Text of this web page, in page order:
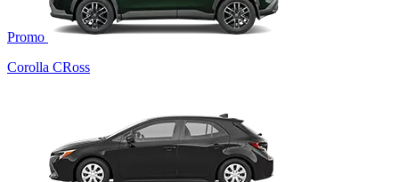
Promo
Corolla CRoss